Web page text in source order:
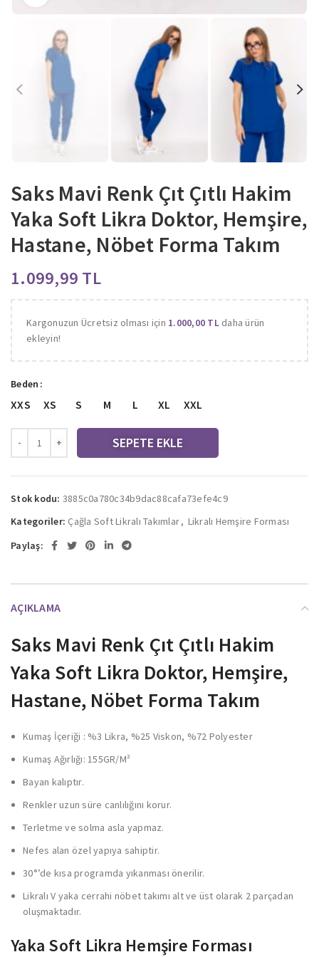
Saks Mavi Renk Çıt Çıtlı Hakim
Yaka Soft Likra Doktor, Hemşire,
Hastane, Nöbet Forma Takım
TL
Kargonuzun Ücretsiz olması için 1.000,00 TLdaha ürün
ekleyin!
Beden
XXS XS S M L XL XXL
SEPETE EKLE
Stok kodu: 3885c0a780c34b9dac88cafa73efe4c9
Kategoriler: Çağla Soft Likralı Takımlar, Likralı Hemşire Forması
Paylaş:
AÇIKLAMA
Saks Mavi Renk Çıt Çıtlı Hakim
Yaka Soft Likra Doktor, Hemşire,
Hastane, Nöbet Forma Takım
Kumaş İçeriği : %3 Likra, %25 Viskon, %72 Polyester
Kumaş Ağırlığı: 155GR/M²
Bayan kalıptır.
Renkler uzun süre canlılığını korur.
Terletme ve solma asla yapmaz.
Nefes alan özel yapıya sahiptir.
30°’de kısa programda yıkanması önerilir.
Likralı V yaka cerrahi nöbet takımı alt ve üst olarak 2 parçadan
oluşmaktadır.
Yaka Soft Likra Hemşire Forması